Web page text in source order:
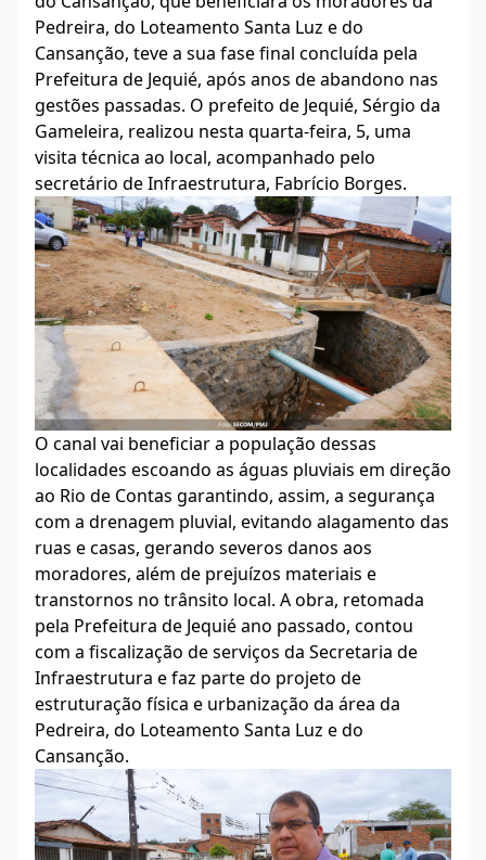
Pedreira, do Loteamento Santa Luz e do
Cansanção, teve a sua fase final concluída pela
Prefeitura de Jequié, após anos de abandono nas
gestões passadas. O prefeito de Jequié, Sérgio da
Gameleira, realizou nesta quarta-feira, 5, uma
visita técnica ao local, acompanhado pelo
secretário de Infraestrutura, Fabrício Borges.
O canal vai beneficiar a população dessas
localidades escoando as águas pluviais em direção
ao Rio de Contas garantindo, assim, a segurança
com a drenagem pluvial, evitando alagamento das
ruas e casas, gerando severos danos aos
moradores, além de prejuízos materiais e
transtornos no trânsito local. A obra, retomada
pela Prefeitura de Jequié ano passado, contou
com a fiscalização de serviços da Secretaria de
Infraestrutura e faz parte do projeto de
estruturação física e urbanização da área da
Pedreira, do Loteamento Santa Luz e do
Cansanção.